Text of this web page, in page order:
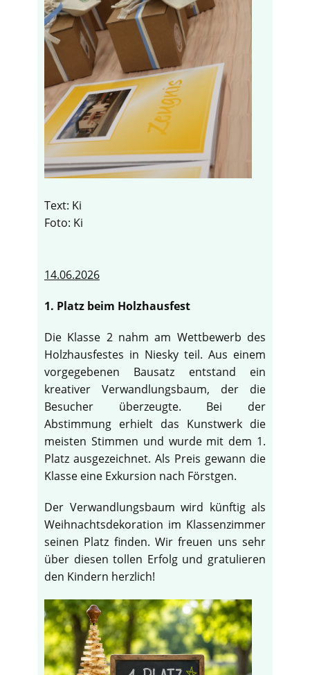
Text: Ki
Foto: Ki
14.06.2026
1. Platz beim Holzhausfest
Die Klasse 2 nahm am Wettbewerb des
Holzhausfestes in Niesky teil. Aus einem
vorgegebenen Bausatz entstand ein
kreativer Verwandlungsbaum, der die
Besucher überzeugte. Bei der
Abstimmung erhielt das Kunstwerk die
meisten Stimmen und wurde mit dem 1.
Platz ausgezeichnet. Als Preis gewann die
Klasse eine Exkursion nach Förstgen.
Der Verwandlungsbaum wird künftig als
Weihnachtsdekoration im Klassenzimmer
seinen Platz finden. Wir freuen uns sehr
über diesen tollen Erfolg und gratulieren
den Kindern herzlich!